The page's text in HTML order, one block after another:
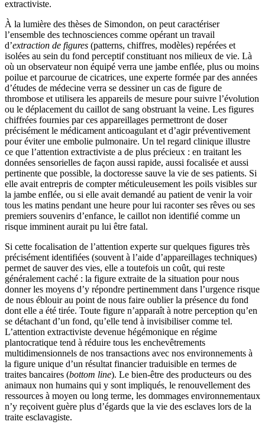
extractiviste.
À la lumière des thèses de Simondon, on peut caractériser
l’ensemble des technosciences comme opérant un travail
d’extraction de figures (patterns, chiffres, modèles) repérées et
isolées au sein du fond perceptif constituant nos milieux de vie. Là
où un observateur non équipé verra une jambe enflée, plus ou moins
poilue et parcourue de cicatrices, une experte formée par des années
d’études de médecine verra se dessiner un cas de figure de
thrombose et utilisera les appareils de mesure pour suivre l’évolution
ou le déplacement du caillot de sang obstruant la veine. Les figures
chiffrées fournies par ces appareillages permettront de doser
précisément le médicament anticoagulant et d’agir préventivement
pour éviter une embolie pulmonaire. Un tel regard clinique illustre
ce que l’attention extractiviste a de plus précieux : en traitant les
données sensorielles de façon aussi rapide, aussi focalisée et aussi
pertinente que possible, la doctoresse sauve la vie de ses patients. Si
elle avait entrepris de compter méticuleusement les poils visibles sur
la jambe enflée, ou si elle avait demandé au patient de venir la voir
tous les matins pendant une heure pour lui raconter ses rêves ou ses
premiers souvenirs d’enfance, le caillot non identifié comme un
risque imminent aurait pu lui être fatal.
Si cette focalisation de l’attention experte sur quelques figures très
précisément identifiées (souvent à l’aide d’appareillages techniques)
permet de sauver des vies, elle a toutefois un coût, qui reste
généralement caché : la figure extraite de la situation pour nous
donner les moyens d’y répondre pertinemment dans l’urgence risque
de nous éblouir au point de nous faire oublier la présence du fond
dont elle a été tirée. Toute figure n’apparaît à notre perception qu’en
se détachant d’un fond, qu’elle tend à invisibiliser comme tel.
L’attention extractiviste devenue hégémonique en régime
plantocratique tend à réduire tous les enchevêtrements
multidimensionnels de nos transactions avec nos environnements à
la figure unique d’un résultat financier traduisible en termes de
traites bancaires (bottom line). Le bien-être des producteurs ou des
animaux non humains qui y sont impliqués, le renouvellement des
ressources à moyen ou long terme, les dommages environnementaux
n’y reçoivent guère plus d’égards que la vie des esclaves lors de la
traite esclavagiste.